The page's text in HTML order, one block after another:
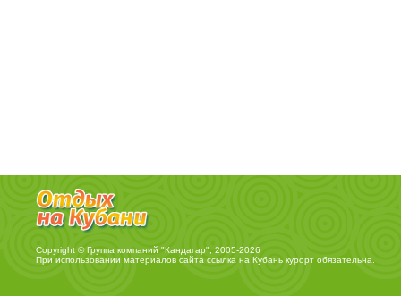
Copyright © Группа компаний "Кандагар", 2005-2026
При использовании материалов сайта ссылка на Кубань курортобязательна.